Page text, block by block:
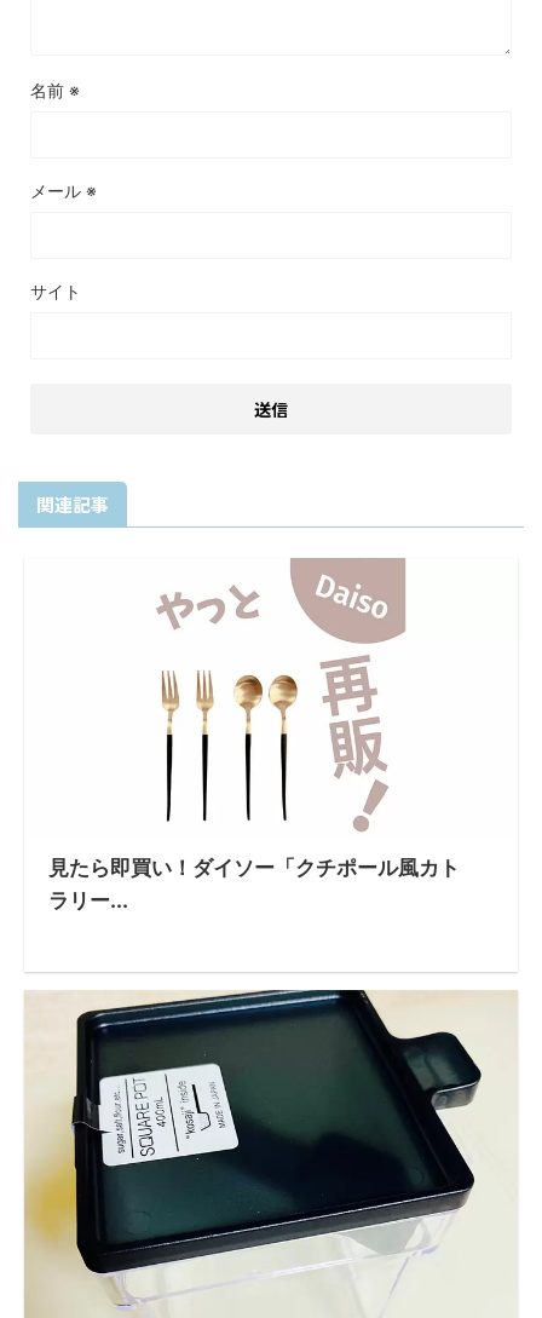
名前 ※
メール ※
サイト
関連記事
見たら即買い！ダイソー「クチポール風カト
ラリー...